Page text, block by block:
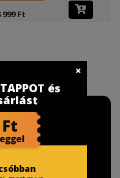
999 Ft
és